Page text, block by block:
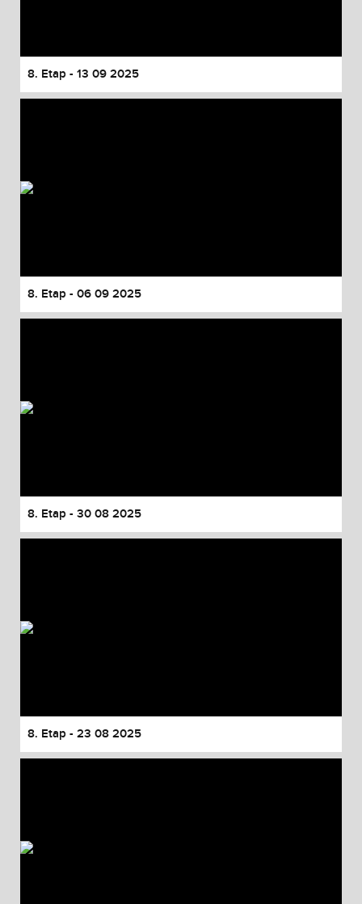
8. Etap - 13 09 2025
8. Etap - 06 09 2025
8. Etap - 30 08 2025
8. Etap - 23 08 2025